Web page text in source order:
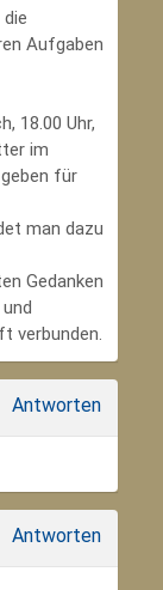
Aufgaben
18.00 Uhr,
im
für
man dazu
Gedanken
verbunden.
Antworten
Antworten